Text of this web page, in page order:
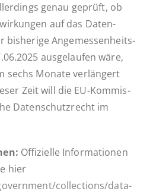
genau geprüft, ob
auf das Da­ten­
bis­he­ri­ge An­ge­mes­sen­heits­
aus­ge­lau­fen wäre,
sechs Monate ver­län­gert
Zeit will die EU-Kom­­mis­­
Da­ten­schutz­recht im
Of­fi­zi­el­le In­for­ma­tio­nen
hier
collections/data-